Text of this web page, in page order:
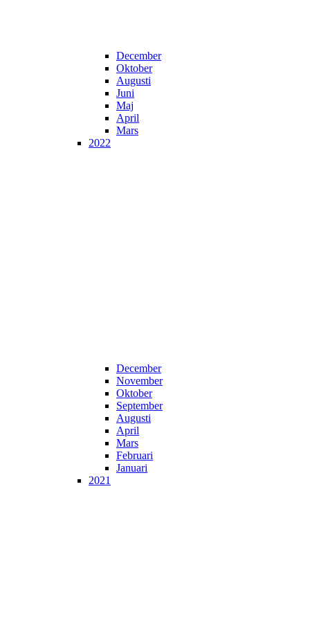
December
Oktober
Augusti
Juni
Maj
April
Mars
2022
December
November
Oktober
September
Augusti
April
Mars
Februari
Januari
2021